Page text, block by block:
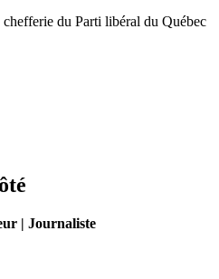
du Parti libéral du Québec
| Journaliste